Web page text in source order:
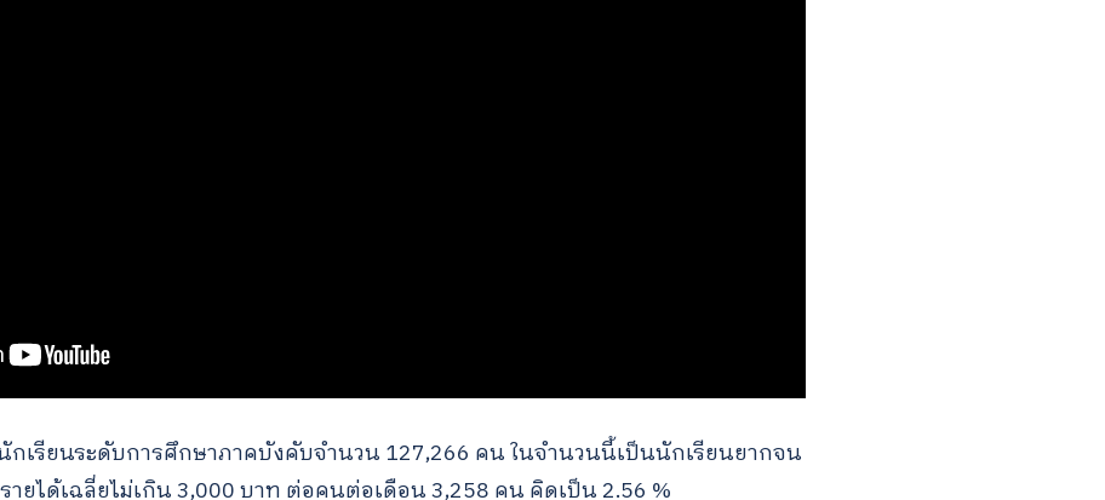
เรียนระดับการศึกษาภาคบังคับจำนวน 127,266 คน ในจำนวนนี้เป็นนักเรียนยากจน
ายได้เฉลี่ยไม่เกิน 3,000 บาท ต่อคนต่อเดือน 3,258 คน คิดเป็น 2.56 %